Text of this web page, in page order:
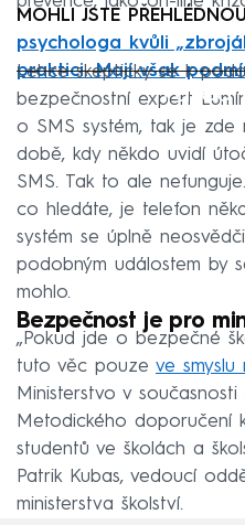
MOHLI JSTE
psychologa kvůli
praktici. Mají však
Failed
Lehce skepticky se k
bezpečnostní expert
o SMS systém, tak je zde
době, kdy někdo uvidí
SMS. Tak to ale
co hledáte, je telefon
systém se úplně
podobným událostem by
mohlo.
Bezpečnost je pro
„Pokud jde o bezpečné
tuto věc pouze ve smyslu
Ministerstvo v
Metodického doporučení
studentů ve školách a
Patrik Kubas, vedoucí
ministerstva školství.